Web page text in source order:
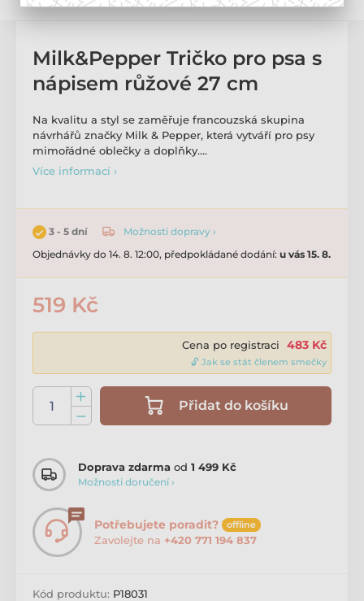
Milk&Pepper Tričko pro psa s
nápisem růžové 27 cm
Na kvalitu a styl se zaměřuje francouzská skupina
návrhářů značky Milk & Pepper, která vytváří pro psy
mimořádné oblečky a doplňky.…
Více informací ›
3 - 5 dní
Možnosti dopravy ›
Objednávky do 14. 8. 12:00, předpokládané dodání: u vás 15. 8.
519 Kč
Cena po registraci 483 Kč
🔓 Jak se stát členem smečky
Přidat do košíku
Doprava zdarma od 1 499 Kč
Možnosti doručení ›
Potřebujete poradit? offline
Zavolejte na +420 771 194 837
Kód produktu: P18031